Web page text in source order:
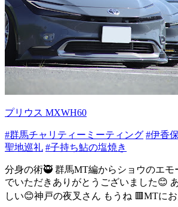
プリウス MXWH60
#群馬チャリティーミーティング #伊香
聖地巡礼 #子持ち鮎の塩焼き
分身の術🥷 群馬MT編からショウのエモ
でいただきありがとうございました😊
しい😊神戸の夜叉さん もうね 🟥MTに